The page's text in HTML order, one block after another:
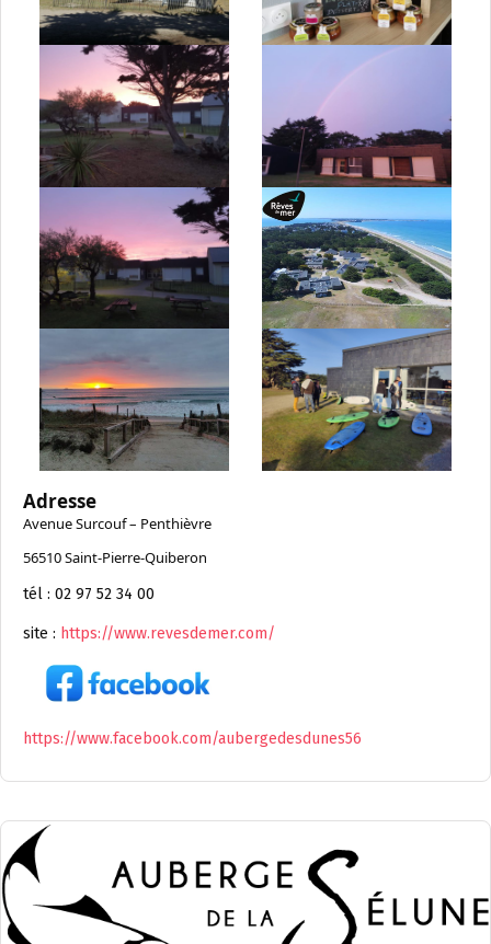
Adresse
Avenue Surcouf – Penthièvre
56510 Saint-Pierre-Quiberon
tél : 02 97 52 34 00
site : https://www.revesdemer.com/
https://www.facebook.com/aubergedesdunes56